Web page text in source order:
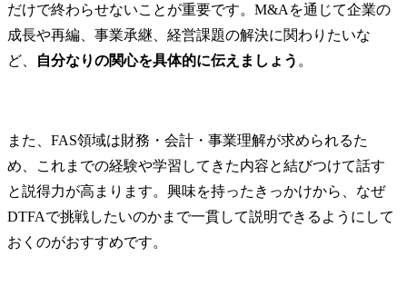
だけで終わらせないことが重要です。M&Aを通じて企業の
成長や再編、事業承継、経営課題の解決に関わりたいな
ど、
自分なりの関心を具体的に伝えましょう 。
また、FAS領域は財務・会計・事業理解が求められるた
め、これまでの経験や学習してきた内容と結びつけて話す
と説得力が高まります。興味を持ったきっかけから、なぜ
DTFAで挑戦したいのかまで一貫して説明できるようにして
おくのがおすすめです。